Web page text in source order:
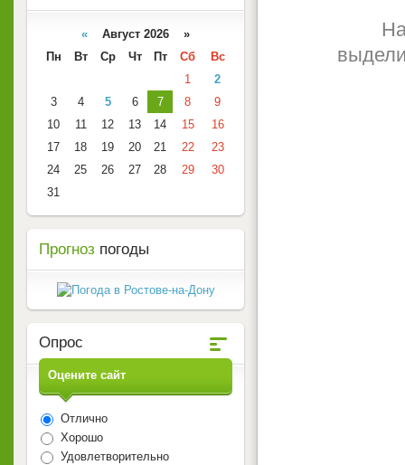
« Август 2026 »
Пн
Вт Ср Чт Пт Сб
Вс
1
2
3
4 5 6 7 8
9
10
11 12 13 14 15
16
17
18 19 20 21 22
23
24
25 26 27 28 29
30
31
Прогноз погоды
Опрос
Оцените сайт
Отлично
Хорошо
Удовлетворительно